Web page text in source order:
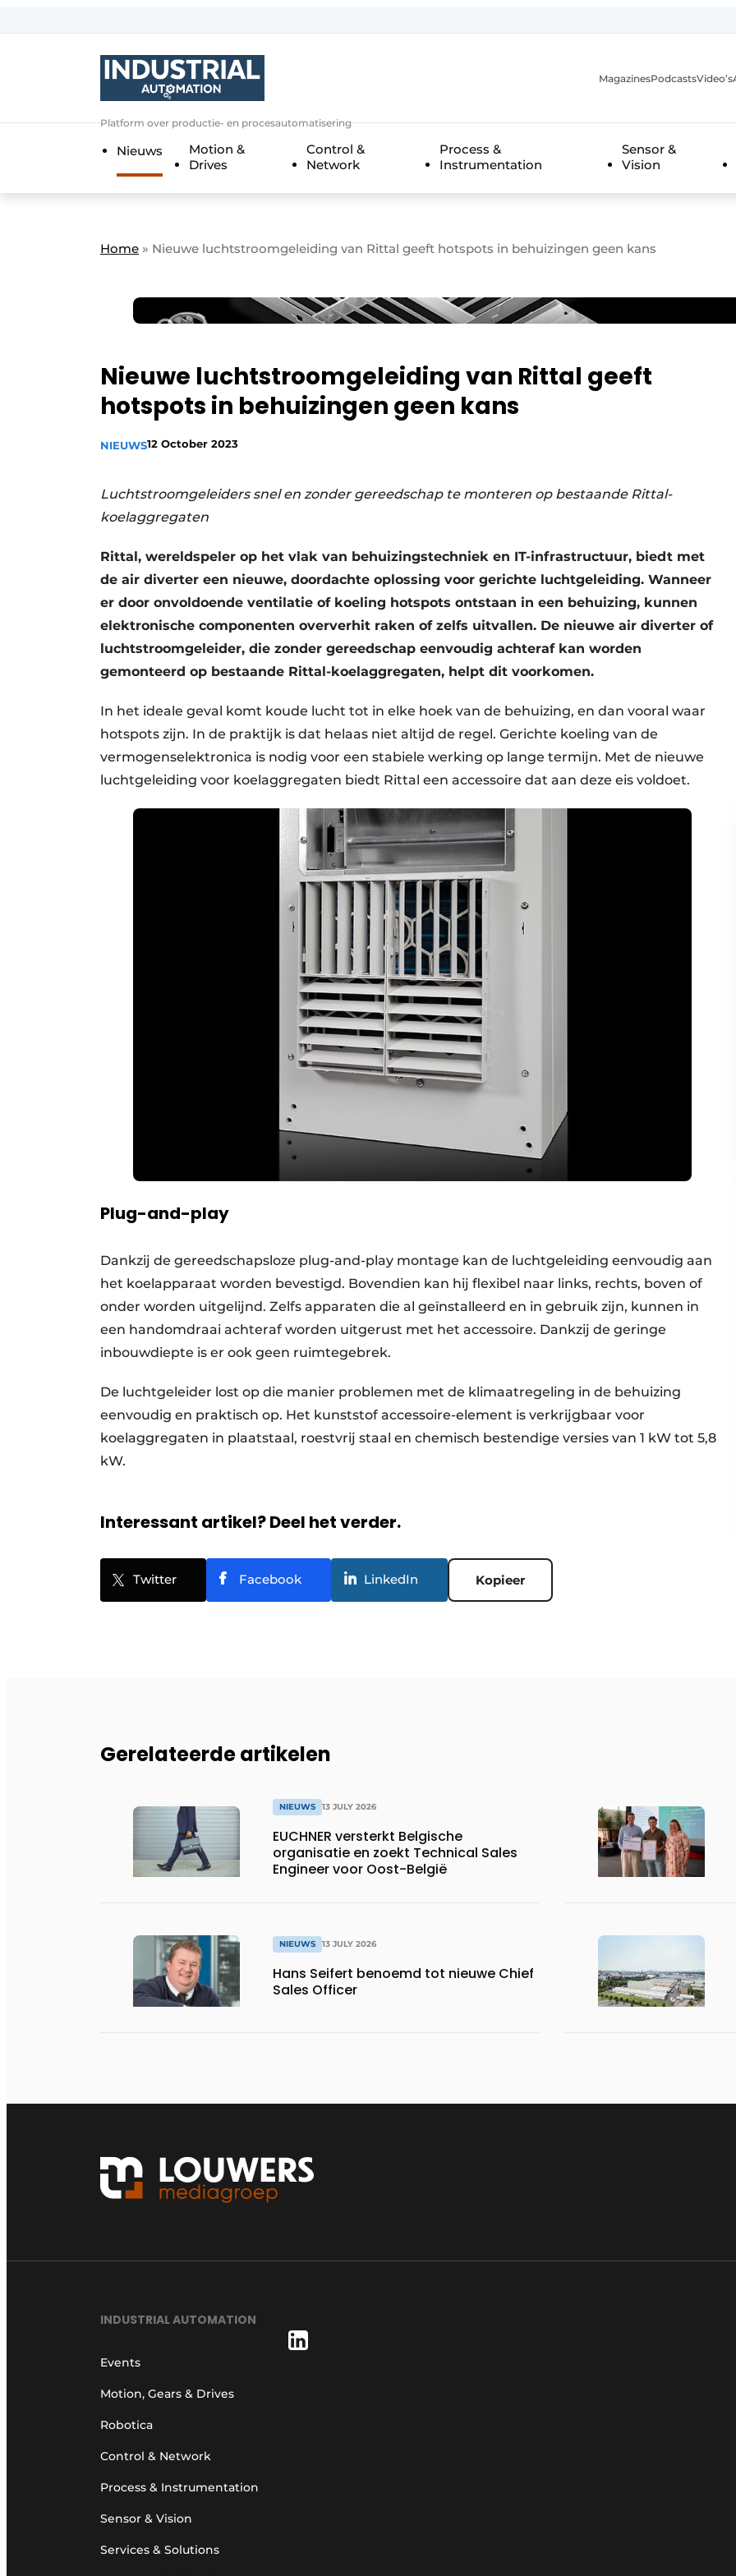
Algemene voorwaarden
Contact
Direct contact
Evenement aanmelden
Meest gelezen
Privacy / Cookie statement
Vacature aanmelden
Vacatures
Platform over productie- en procesautomatisering
MagazinesPodcastsVideo’s
Nieuws
Motion &
Drives
Control &
Network
Process &
Instrumentation
Sensor &
Vision
Home » Nieuwe luchtstroomgeleiding van Rittal geeft hotspots in behuizingen geen kans
Nieuwe luchtstroomgeleiding van Rittal geeft
hotspots in behuizingen geen kans
NIEUWS12 October 2023
Luchtstroomgeleiders snel en zonder gereedschap te monteren op bestaande Rittal-
koelaggregaten
Rittal, wereldspeler op het vlak van behuizingstechniek en IT-infrastructuur, biedt met
de air diverter een nieuwe, doordachte oplossing voor gerichte luchtgeleiding. Wanneer
er door onvoldoende ventilatie of koeling hotspots ontstaan in een behuizing, kunnen
elektronische componenten oververhit raken of zelfs uitvallen. De nieuwe air diverter of
luchtstroomgeleider, die zonder gereedschap eenvoudig achteraf kan worden
gemonteerd op bestaande Rittal-koelaggregaten, helpt dit voorkomen.
In het ideale geval komt koude lucht tot in elke hoek van de behuizing, en dan vooral waar
hotspots zijn. In de praktijk is dat helaas niet altijd de regel. Gerichte koeling van de
vermogenselektronica is nodig voor een stabiele werking op lange termijn. Met de nieuwe
luchtgeleiding voor koelaggregaten biedt Rittal een accessoire dat aan deze eis voldoet.
Plug-and-play
Dankzij de gereedschapsloze plug-and-play montage kan de luchtgeleiding eenvoudig aan
het koelapparaat worden bevestigd. Bovendien kan hij flexibel naar links, rechts, boven of
onder worden uitgelijnd. Zelfs apparaten die al geïnstalleerd en in gebruik zijn, kunnen in
een handomdraai achteraf worden uitgerust met het accessoire. Dankzij de geringe
inbouwdiepte is er ook geen ruimtegebrek.
De luchtgeleider lost op die manier problemen met de klimaatregeling in de behuizing
eenvoudig en praktisch op. Het kunststof accessoire-element is verkrijgbaar voor
koelaggregaten in plaatstaal, roestvrij staal en chemisch bestendige versies van 1 kW tot 5,8
kW.
Interessant artikel? Deel het verder.
Twitter Facebook LinkedIn Kopieer
Gerelateerde artikelen
NIEUWS 13 JULY 2026
EUCHNER versterkt Belgische
organisatie en zoekt Technical Sales
Engineer voor Oost-België
NIEUWS 13 JULY 2026
Hans Seifert benoemd tot nieuwe Chief
Sales Officer
INDUSTRIAL AUTOMATION
Events
Motion, Gears & Drives
Robotica
Control & Network
Process & Instrumentation
Sensor & Vision
Services & Solutions